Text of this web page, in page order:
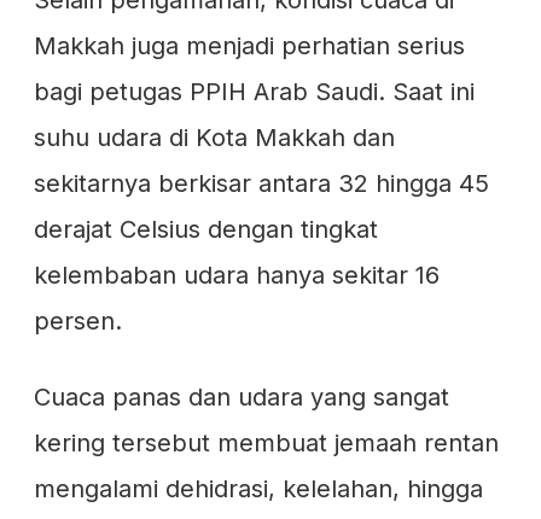
Makkah juga menjadi perhatian serius
bagi petugas PPIH Arab Saudi. Saat ini
suhu udara di Kota Makkah dan
sekitarnya berkisar antara 32 hingga 45
derajat Celsius dengan tingkat
kelembaban udara hanya sekitar 16
persen.
Cuaca panas dan udara yang sangat
kering tersebut membuat jemaah rentan
mengalami dehidrasi, kelelahan, hingga